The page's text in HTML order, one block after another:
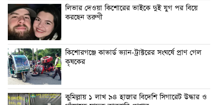
লিভার দেওয়া কিশোরের ভাইকে দুই যুগ পর বিয়ে
করছেন তরুণী
কিশোরগঞ্জে কাভার্ড ভ্যান-ট্রাক্টরের সংঘর্ষে প্রাণ গেল
কৃষকের
কুমিল্লায় ১ লাখ ৯৪ হাজার বিদেশি সিগারেট উদ্ধার ও